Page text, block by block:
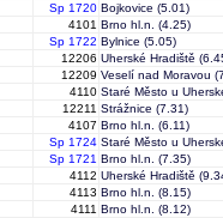
Sp 1720 Bojkovice (5.01)
4101 Brno hl.n. (4.25)
Sp 1722 Bylnice (5.05)
12206 Uherské Hradiště
12209 Veselí nad Moravou
4110 Staré Město u
12211 Strážnice (7.31)
4107 Brno hl.n. (6.11)
Sp 1724 Staré Město u
Sp 1721 Brno hl.n. (7.35)
4112 Uherské Hradiště
4113 Brno hl.n. (8.15)
4111 Brno hl.n. (8.12)